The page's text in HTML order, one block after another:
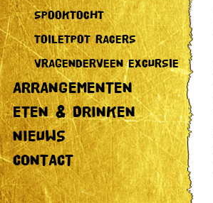
SPOOKTOCHT
TOILETPOT RACERS
VRAGENDERVEEN EXCURSIE
ARRANGEMENTEN
ETEN & DRINKEN
NIEUWS
CONTACT